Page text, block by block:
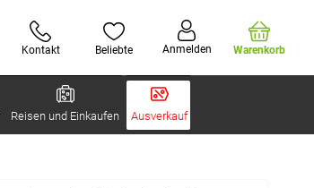
Kontakt Beliebte Anmelden Warenkorb
Reisen und Einkaufen Ausverkauf